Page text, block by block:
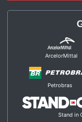
ArcelorMittal
Petrobras
Stand in